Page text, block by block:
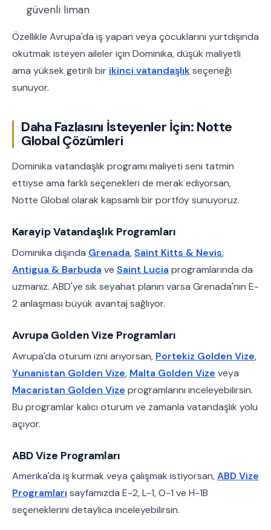
güvenli liman
Özellikle Avrupa'da iş yapan veya çocuklarını yurtdışında
okutmak isteyen aileler için Dominika, düşük maliyetli
ama yüksek getirili bir ikinci vatandaşlıkseçeneği
sunuyor.
Daha Fazlasını İsteyenler İçin: Notte
Global Çözümleri
Dominika vatandaşlık programı maliyeti seni tatmin
ettiyse ama farklı seçenekleri de merak ediyorsan,
Notte Global olarak kapsamlı bir portföy sunuyoruz.
Karayip Vatandaşlık Programları
Dominika dışında Grenada,Saint Kitts & Nevis,
Antigua & Barbuda ve Saint Lucia programlarında da
uzmanız. ABD'ye sık seyahat planın varsa Grenada'nın E-
2 anlaşması büyük avantaj sağlıyor.
Avrupa Golden Vize Programları
Avrupa'da oturum izni arıyorsan, Portekiz Golden Vize,
Yunanistan Golden Vize, Malta Golden Vize veya
Macaristan Golden Vize programlarını inceleyebilirsin.
Bu programlar kalıcı oturum ve zamanla vatandaşlık yolu
açıyor.
ABD Vize Programları
Amerika'da iş kurmak veya çalışmak istiyorsan,ABD Vize
Programları sayfamızda E-2, L-1, O-1 ve H-1B
seçeneklerini detaylıca inceleyebilirsin.